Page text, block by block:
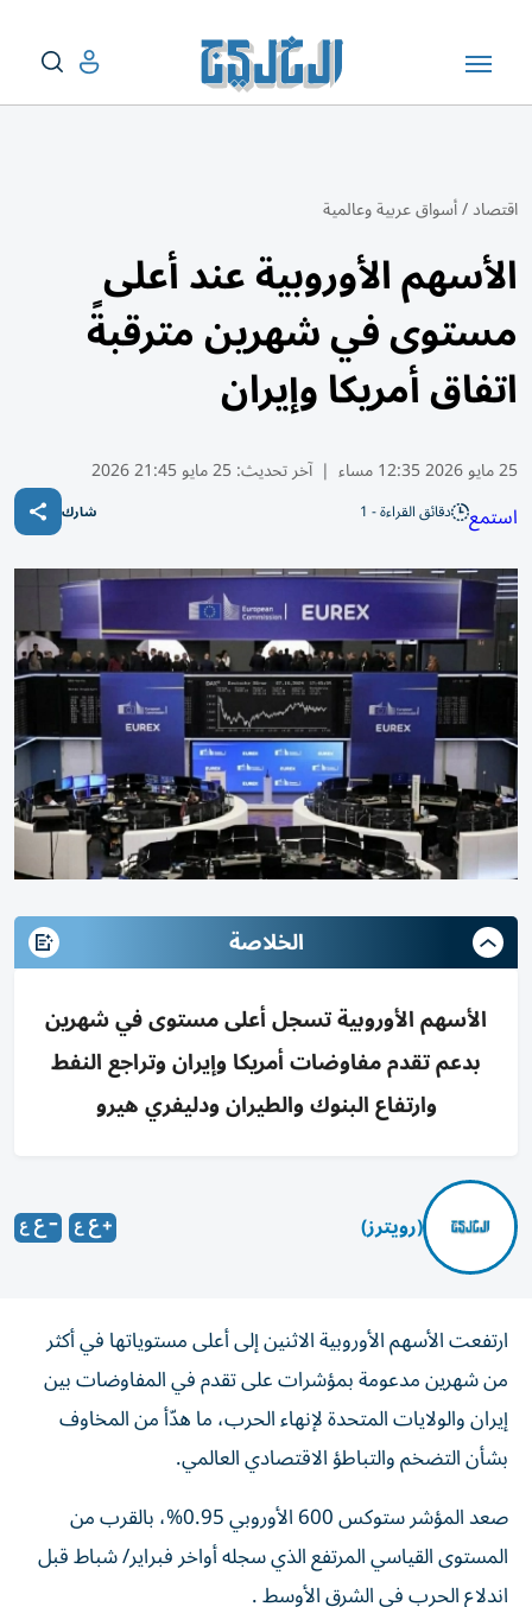
اقتصاد/أسواق عربية وعالمية
الأسهم الأوروبية عند أعلى
مستوى في شهرين مترقبةً
اتفاق أمريكا وإيران
25 مايو 2026 12:35 مساء | آخر تحديث:25 مايو 21:45 2026
استمع دقائق القراءة - 1 شارك
الخلاصة
الأسهم الأوروبية تسجل أعلى مستوى في شهرين
بدعم تقدم مفاوضات أمريكا وإيران وتراجع النفط
وارتفاع البنوك والطيران ودليفري هيرو
(رويترز)
ارتفعت الأسهم الأوروبية الاثنين إلى أعلى مستوياتها في أكثر
من شهرين مدعومة بمؤشرات على تقدم في المفاوضات بين
إيران ‌والولايات المتحدة لإنهاء الحرب، ما هدّأ من المخاوف
بشأن التضخم والتباطؤ ​الاقتصادي العالمي.
صعد المؤشر ستوكس 600 الأوروبي 0.95%، بالقرب من
المستوى القياسي المرتفع الذي سجله أواخر فبراير/ شباط قبل
اندلاع الحرب في الشرق الأوسط .